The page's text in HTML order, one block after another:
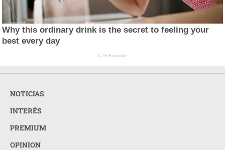
Why this ordinary drink is the secret to feeling your
best every day
CTA Favorite
NOTICIAS
INTERÉS
PREMIUM
OPINION